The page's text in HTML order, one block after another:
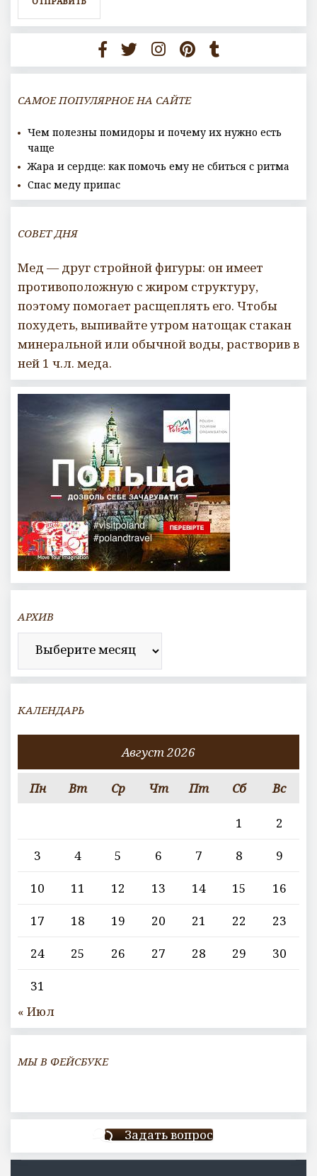
САМОЕ ПОПУЛЯРНОЕ НА САЙТЕ
Чем полезны помидоры и почему их нужно есть
чаще
Жара и сердце: как помочь ему не сбиться с ритма
Спас меду припас
СОВЕТ ДНЯ
Мед — друг стройной фигуры: он имеет
противоположную с жиром структуру,
поэтому помогает расщеплять его. Чтобы
похудеть, выпивайте утром натощак стакан
минеральной или обычной воды, растворив в
ней 1 ч.л. меда.
АРХИВ
Архив
КАЛЕНДАРЬ
Август 2026
Пн Вт Ср Чт Пт Сб Вс
1
2
3
4 5 6 7 8
9
10
11 12 13 14 15
16
17
18 19 20 21 22
23
24
25 26 27 28 29
30
31
« Июл
МЫ В ФЕЙСБУКЕ
Задать вопрос